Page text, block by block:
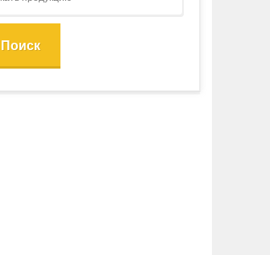
Поиск